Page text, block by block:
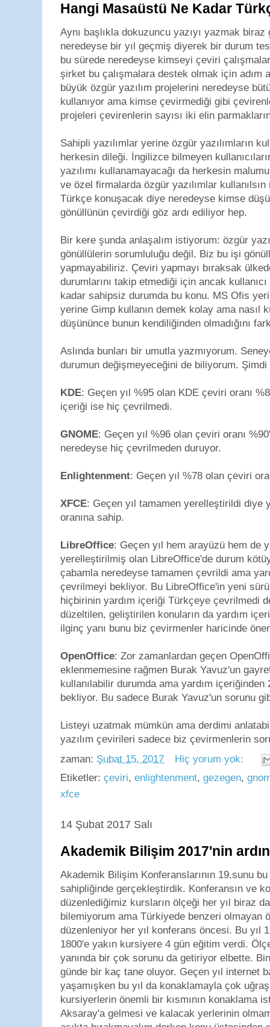
Hangi Masaüstü Ne Kadar
Aynı başlıkla dokuzuncu yazıyı yazmak biraz
neredeyse bir yıl geçmiş diyerek bir durum
bu sürede neredeyse kimseyi çeviri
şirket bu çalışmalara destek olmak için adım
büyük özgür yazılım projelerini neredeyse
kullanıyor ama kimse çevirmediği gibi
projeleri çevirenlerin sayısı iki elin
Sahipli yazılımlar yerine özgür yazılımların
herkesin dileği. İngilizce bilmeyen
yazılımı kullanamayacağı da herkesin
ve özel firmalarda özgür yazılımlar
Türkçe konuşacak diye neredeyse kimse
gönüllünün çevirdiği göz ardı ediliyor hep.
Bir kere şunda anlaşalım istiyorum: özgür
gönüllülerin sorumluluğu değil. Biz bu işi
yapmayabiliriz. Çeviri yapmayı bıraksak
durumlarını takip etmediği için ancak
kadar sahipsiz durumda bu konu. MS Ofis
yerine Gimp kullanın demek kolay ama nasıl
düşününce bunun kendiliğinden olmadığını
Aslında bunları bir umutla yazmıyorum.
durumun değişmeyeceğini de biliyorum.
KDE: Geçen yıl %95 olan KDE çeviri oranı
içeriği ise hiç çevrilmedi.
GNOME: Geçen yıl %96 olan çeviri oranı
neredeyse hiç çevrilmeden duruyor.
Enlightenment: Geçen yıl %78 olan çeviri
XFCE: Geçen yıl tamamen yerelleştirildi diye
oranına sahip.
LibreOffice: Geçen yıl hem arayüzü hem de
yerelleştirilmiş olan LibreOffice'de durum
çabamla neredeyse tamamen çevrildi ama
çevrilmeyi bekliyor. Bu LibreOffice'in yeni
hiçbirinin yardım içeriği Türkçeye çevrilmedi
düzeltilen, geliştirilen konuların da yardım
ilginç yanı bunu biz çevirmenler haricinde
OpenOffice: Zor zamanlardan geçen
eklenmemesine rağmen Burak Yavuz'un
kullanılabilir durumda ama yardım
bekliyor. Bu sadece Burak Yavuz'un sorunu
Listeyi uzatmak mümkün ama derdimi
yazılım çevirileri sadece biz çevirmenlerin
zaman: Şubat 15, 2017
Hiç yorum yok:
Etiketler: çeviri, enlightenment, gezegen,
xfce
14 Şubat 2017 Salı
Akademik Bilişim 2017'nin
Akademik Bilişim Konferanslarının 19.sunu
sahipliğinde gerçekleştirdik. Konferansın ve
düzenlediğimiz kursların ölçeği her yıl biraz
bilemiyorum ama Türkiyede benzeri olmayan
düzenleniyor her yıl konferans öncesi. Bu yıl
1800'e yakın kursiyere 4 gün eğitim verdi.
yanında bir çok sorunu da getiriyor elbette.
günde bir kaç tane oluyor. Geçen yıl internet
yaşamışken bu yıl da konaklamayla çok
kursiyerlerin önemli bir kısmının konaklama
Aksaray'a gelmesi ve kalacak yerlerinin